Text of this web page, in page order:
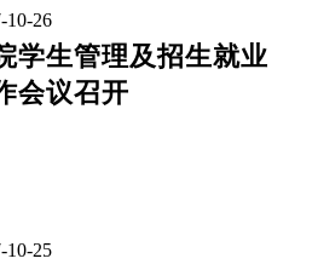
10-26
学生管理及招生就业
会议召开
10-25